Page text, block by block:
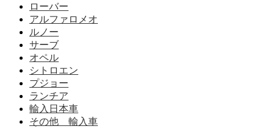
ローバー
アルファロメオ
ルノー
サーブ
オペル
シトロエン
プジョー
ランチア
輸入日本車
その他 輸入車